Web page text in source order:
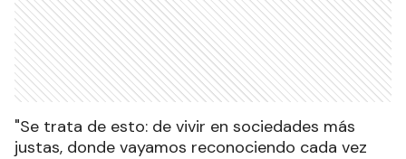
"Se trata de esto: de vivir en sociedades más
justas, donde vayamos reconociendo cada vez